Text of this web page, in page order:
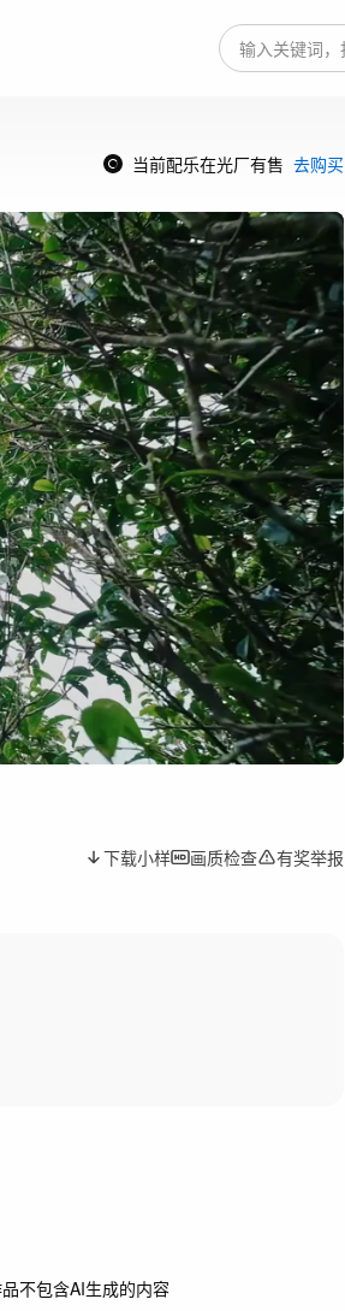
当前配乐在光厂有售 去购买
下载小样 画质检查 有奖举报
不包含AI生成的内容